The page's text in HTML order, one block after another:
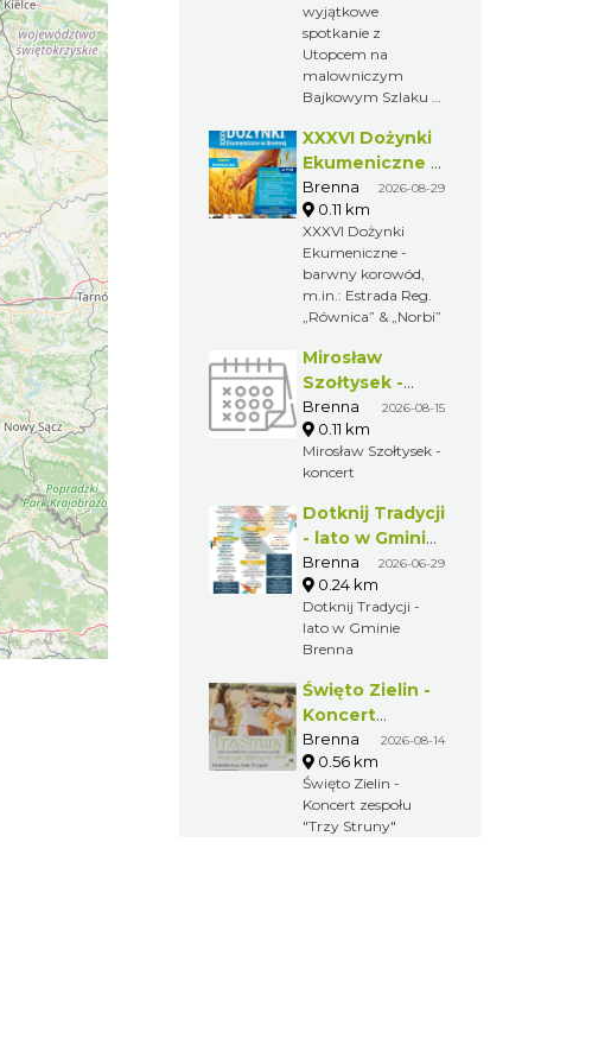
wyjątkowe
spotkanie z
Utopcem na
malowniczym
Bajkowym Szlaku w
XXXVI Dożynki
Ekumeniczne -
barwny
korowód, m.in.:
Estrada Reg.
„Równica” &
„Norbi”
Brenna 2026-08-29
0.11 km
XXXVI Dożynki
Ekumeniczne -
barwny korowód,
m.in.: Estrada Reg.
„Równica” & „Norbi”
Mirosław
Szołtysek -
koncert
Brenna 2026-08-15
0.11 km
Mirosław Szołtysek -
koncert
Dotknij Tradycji
- lato w Gminie
Brenna
Brenna 2026-06-29
0.24 km
Dotknij Tradycji -
lato w Gminie
Brenna
Święto Zielin -
Koncert
zespołu "Trzy
Struny"
Brenna 2026-08-14
0.56 km
Święto Zielin -
Koncert zespołu
"Trzy Struny"